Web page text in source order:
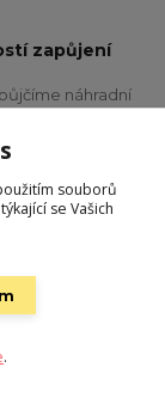
zapůjení
náhradní
koníčku či práce.
zákazník
výrobky
získání
souborů
se Vašich
.